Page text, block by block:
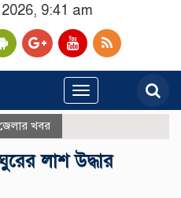
9:41 am
Toggle
navigation
খবর
লাশ উদ্ধার